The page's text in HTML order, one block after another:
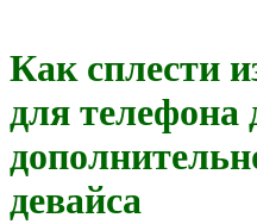
Как сплести
для телефона
девайса